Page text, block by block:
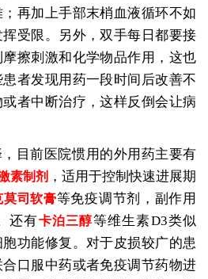
再加上手部末梢血液循环不如
受限。另外，双手每日都要接
擦刺激和化学物品作用，这也
者发现用药一段时间后改善不
者中断治疗，这样反倒会让病
目前医院惯用的外用药主要有
素制剂 ，适用于控制快速进展期
莫司软膏等免疫调节剂，副作用
还有卡泊三醇等维生素D3类似
功能修复。对于皮损较广的患
口服中药或者免疫调节药物进